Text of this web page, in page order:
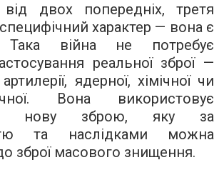
двох попередніх, третя
характер — вона є
війна не потребує
реальної зброї —
ядерної, хімічної чи
Вона використовує
нову зброю, яку за
та наслідками можна
зброї масового знищення.